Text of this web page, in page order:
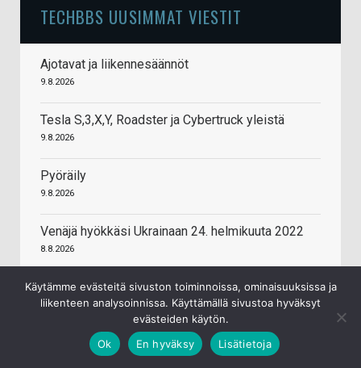
TECHBBS UUSIMMAT VIESTIT
Ajotavat ja liikennesäännöt
9.8.2026
Tesla S,3,X,Y, Roadster ja Cybertruck yleistä
9.8.2026
Pyöräily
9.8.2026
Venäjä hyökkäsi Ukrainaan 24. helmikuuta 2022
8.8.2026
Samsungin huhutaan tiputtavan Galaxy S27
Ultrasta neljännen takakameran pois
Rannekelloja
Käytämme evästeitä sivuston toiminnoissa, ominaisuuksissa ja
liikenteen analysoinnissa. Käyttämällä sivustoa hyväksyt
evästeiden käytön.
Ok
En hyväksy Lisätietoja